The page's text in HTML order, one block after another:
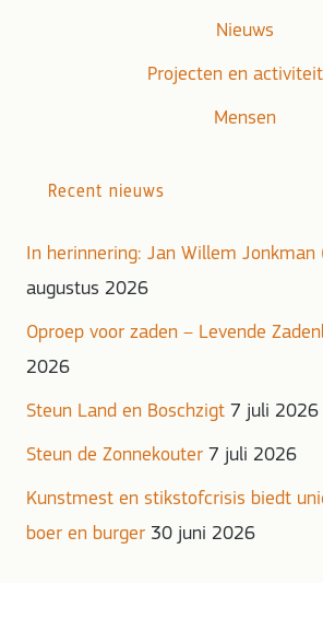
Nieuws
Projecten en
Mensen
Recent nieuws
In herinnering: Jan Willem
augustus 2026
Oproep voor zaden – Levende
2026
Steun Land en Boschzigt 7 juli 2026
Steun de Zonnekouter 7 juli 2026
Kunstmest en stikstofcrisis biedt
boer en burger 30 juni 2026